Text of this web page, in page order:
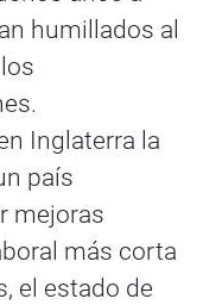
humillados al
Inglaterra la
país
mejoras
más corta
el estado de